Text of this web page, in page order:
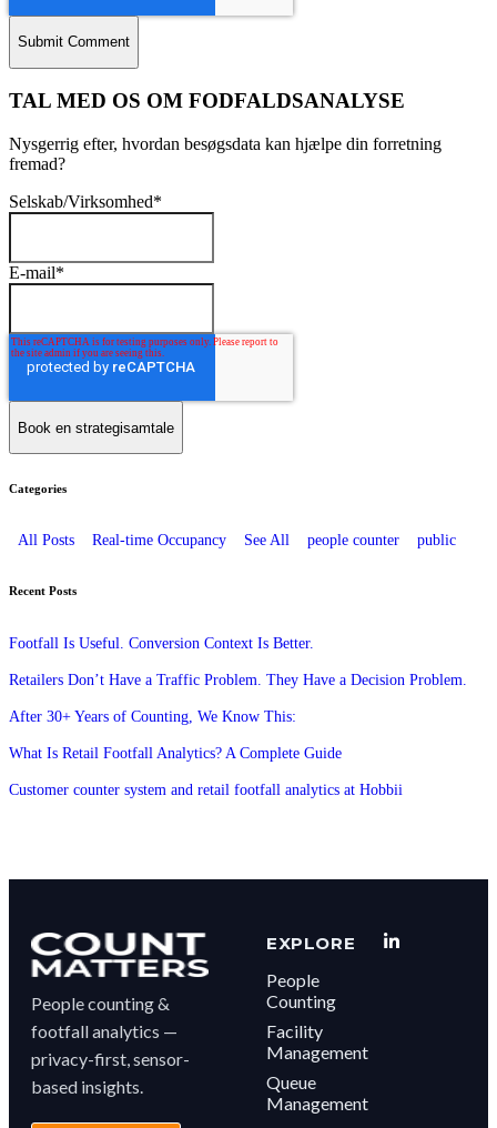
TAL MED OS OM FODFALDSANALYSE
Nysgerrig efter, hvordan besøgsdata kan hjælpe din forretning
fremad?
Selskab/Virksomhed*
E-mail*
Categories
All Posts Real-time Occupancy See All people counter public
Recent Posts
Footfall Is Useful. Conversion Context Is Better.
Retailers Don’t Have a Traffic Problem. They Have a Decision Problem.
After 30+ Years of Counting, We Know This:
What Is Retail Footfall Analytics? A Complete Guide
Customer counter system and retail footfall analytics at Hobbii
People counting &
footfall analytics —
privacy-first, sensor-
based insights.
EXPLORE
People
Counting
Facility
Management
Queue
Management